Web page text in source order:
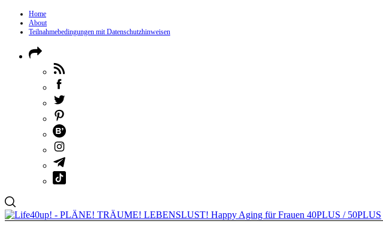
Home
About
Teilnahmebedingungen mit Datenschutzhinweisen